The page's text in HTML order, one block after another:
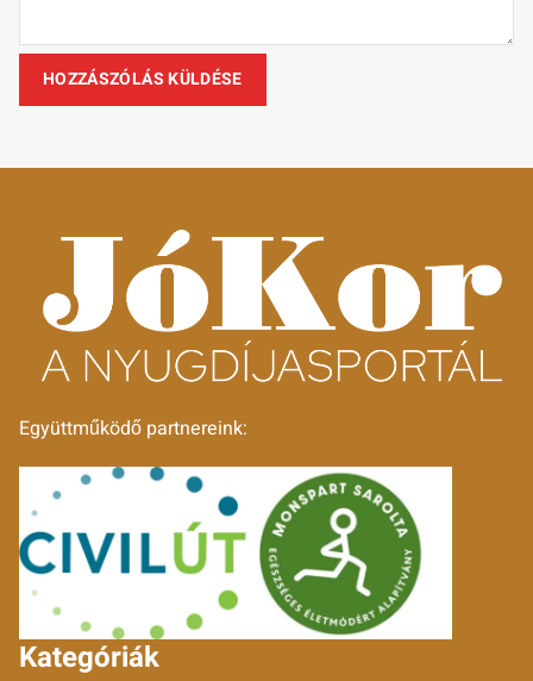
Együttműködő partnereink:
Kategóriák